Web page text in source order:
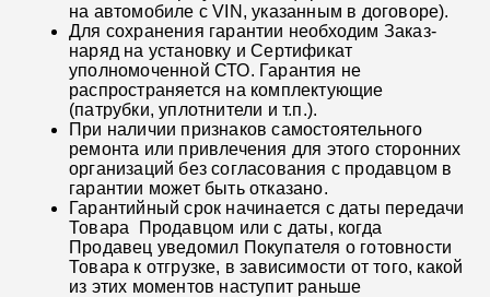
на автомобиле с VIN, указанным в договоре).
Для сохранения гарантии необходим Заказ-
наряд на установку и Сертификат
уполномоченной СТО. Гарантия не
распространяется на комплектующие
(патрубки, уплотнители и т.п.).
При наличии признаков самостоятельного
ремонта или привлечения для этого сторонних
организаций без согласования с продавцом в
гарантии может быть отказано.
Гарантийный срок начинается с даты передачи
Товара Продавцом или с даты, когда
Продавец уведомил Покупателя о готовности
Товара к отгрузке, в зависимости от того, какой
из этих моментов наступит раньше